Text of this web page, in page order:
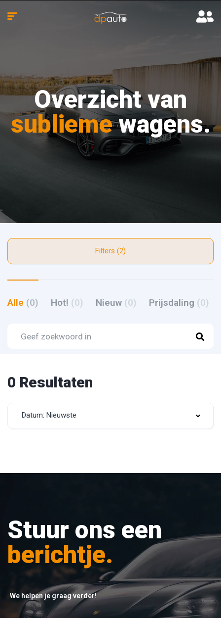
Overzicht van
subliemewagens.
Filters (2)
Alle (0) Hot! (0) Nieuw (0) Prijsdaling (0)
0 Resultaten
Datum: Nieuwste
Stuur ons een
berichtje.
We helpen je graag verder!